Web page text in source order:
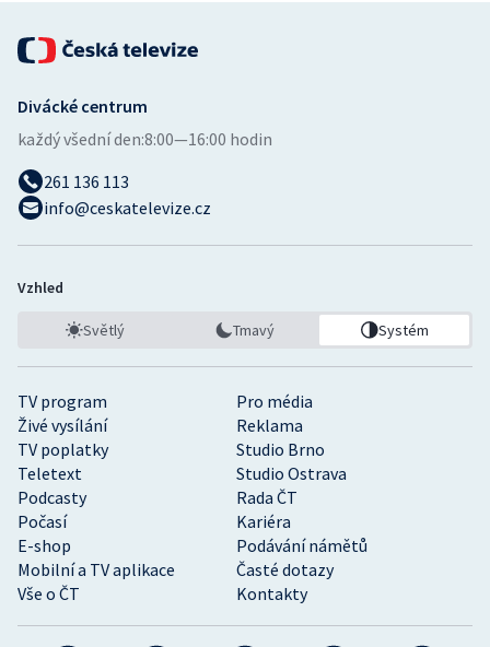
TV program
Pro média
Živé vysílání
Reklama
TV poplatky
Studio Brno
Teletext
Studio Ostrava
Podcasty
Rada ČT
Počasí
Kariéra
E-shop
Podávání námětů
Mobilní a TV aplikace
Časté dotazy
Vše o ČT
Kontakty
Divácké centrum
každý všední den:8:00—16:00 hodin
261 136 113
info@ceskatelevize.cz
Vzhled
Světlý Tmavý Systém